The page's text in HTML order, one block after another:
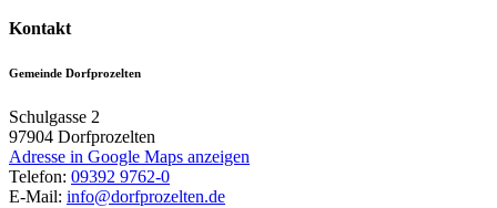
Kontakt
Gemeinde Dorfprozelten
Schulgasse 2
97904 Dorfprozelten
Adresse in Google Maps anzeigen
Telefon: 09392 9762-0
E-Mail: info@dorfprozelten.de